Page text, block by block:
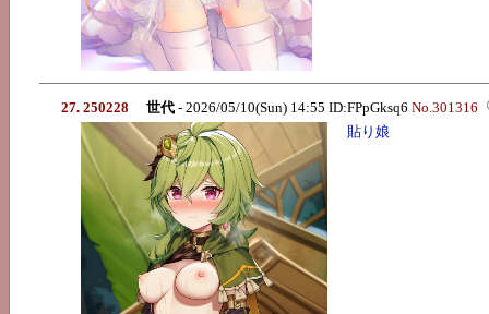
27. 250228 世代 - 2026/05/10(Sun) 14:55 ID:FPpGksq6 No.301316
貼り娘